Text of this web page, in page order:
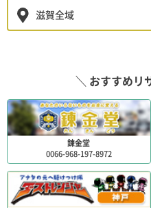
滋賀全域
＼ おすすめリ
錬金堂
0066-968-197-8972